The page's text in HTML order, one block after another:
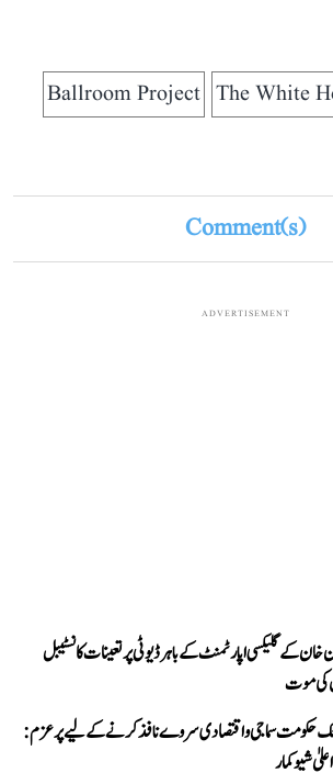
The White
Ballroom Project
Comment(s)
ADVERTISEMENT
خان کے گلیکسی اپارٹمنٹ کے باہر ڈیوٹی پر تعینات کانسٹیبل
کی موت
حکومت سماجی و اقتصادی سروے نافذ کرنے کے لیے پرعزم:
شیوکمار